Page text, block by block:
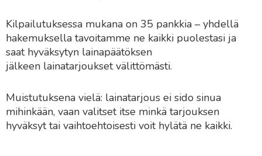
Kilpailutuksessa mukana on 35 pankkia – yhdellä
hakemuksella tavoitamme ne kaikki puolestasi ja
saat hyväksytyn lainapäätöksen
jälkeen lainatarjoukset välittömästi.
Muistutuksena vielä: lainatarjous ei sido sinua
mihinkään, vaan valitset itse minkä tarjouksen
hyväksyt tai vaihtoehtoisesti voit hylätä ne kaikki.